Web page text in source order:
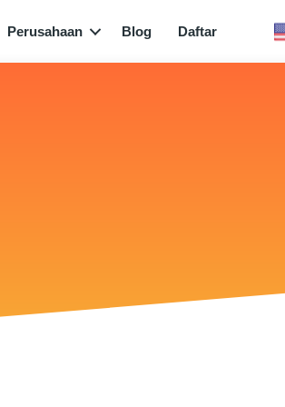
Perusahaan Blog Daftar